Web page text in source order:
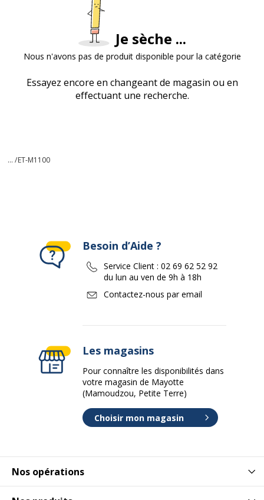
Je sèche ...
Nous n'avons pas de produit disponible pour la catégorie
Essayez encore en changeant de magasin ou en
effectuant une recherche.
... /ET-M1100
Nos opérations
Besoin d’Aide ?
Service Client : 02 69 62 52 92
du lun au ven de 9h à 18h
Contactez-nous par email
Les magasins
Pour connaître les disponibilités dans
votre magasin de Mayotte
(Mamoudzou, Petite Terre)
Choisir mon magasin